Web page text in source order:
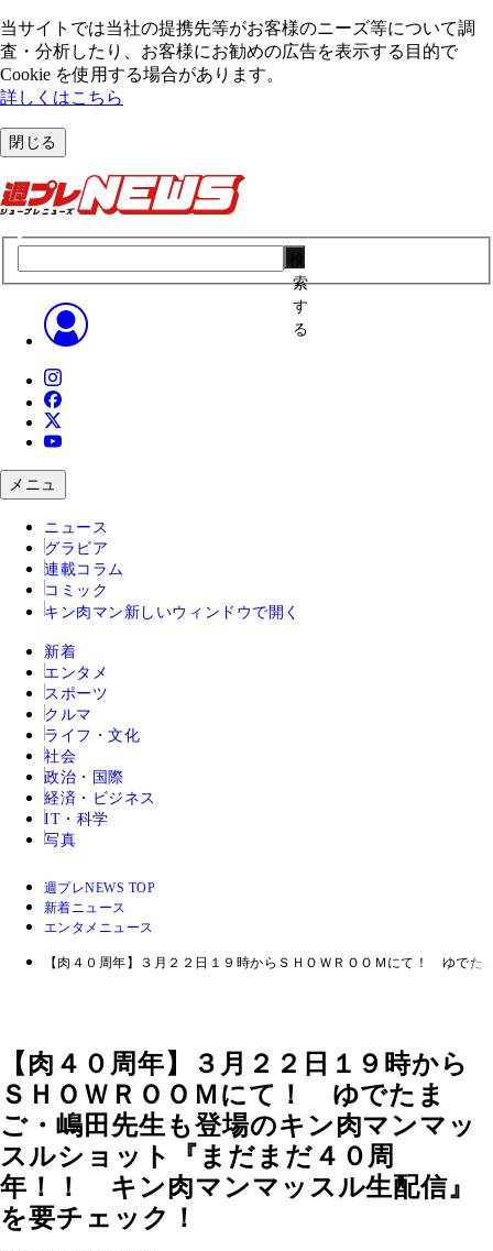
当サイトでは当社の提携先等がお客様のニーズ等について調
査・分析したり、お客様にお勧めの広告を表⽰する⽬的で
Cookie を使⽤する場合があります。
詳しくはこちら
閉じる
索
す
る
メニュ
ニュース
グラビア
連載コラム
コミック
キン肉マン 新しいウィンドウで開く
新着
エンタメ
スポーツ
クルマ
ライフ・文化
社会
政治・国際
経済・ビジネス
IT・科学
写真
週プレNEWS TOP
新着ニュース
エンタメニュース
【肉４０周年】３月２２日１９時からＳＨＯＷＲＯＯＭにて！ ゆで
【肉４０周年】３月２２日１９時から
ＳＨＯＷＲＯＯＭにて！ ゆでたま
ご・嶋田先生も登場のキン肉マンマッ
スルショット『まだまだ４０周
年！！ キン肉マンマッスル生配信』
を要チェック！